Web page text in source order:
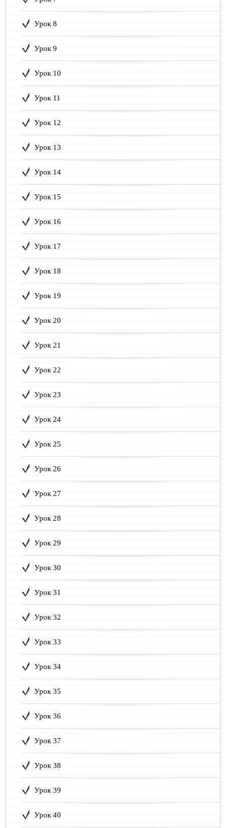
Урок 8
Урок 9
Урок 10
Урок 11
Урок 12
Урок 13
Урок 14
Урок 15
Урок 16
Урок 17
Урок 18
Урок 19
Урок 20
Урок 21
Урок 22
Урок 23
Урок 24
Урок 25
Урок 26
Урок 27
Урок 28
Урок 29
Урок 30
Урок 31
Урок 32
Урок 33
Урок 34
Урок 35
Урок 36
Урок 37
Урок 38
Урок 39
Урок 40